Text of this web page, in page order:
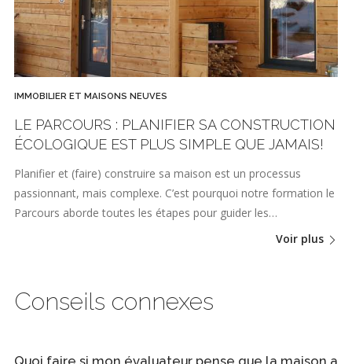
IMMOBILIER ET MAISONS NEUVES
LE PARCOURS : PLANIFIER SA CONSTRUCTION
ÉCOLOGIQUE EST PLUS SIMPLE QUE JAMAIS!
Planifier et (faire) construire sa maison est un processus
passionnant, mais complexe. C’est pourquoi notre formation le
Parcours aborde toutes les étapes pour guider les…
Voir plus
Conseils connexes